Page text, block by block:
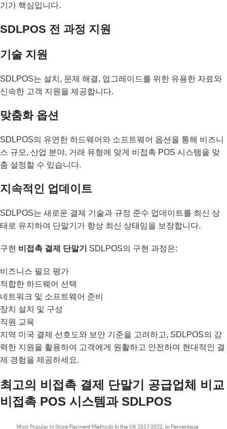
기가 핵심입니다.
SDLPOS 전 과정 지원
기술 지원
SDLPOS는 설치, 문제 해결, 업그레이드를 위한 유용한 자료와
신속한 고객 지원을 제공합니다.
맞춤화 옵션
SDLPOS의 유연한 하드웨어와 소프트웨어 옵션을 통해 비즈니
스 규모, 산업 분야, 거래 유형에 맞게 비접촉 POS 시스템을 맞
춤 설정할 수 있습니다.
지속적인 업데이트
SDLPOS는 새로운 결제 기술과 규정 준수 업데이트를 최신 상
태로 유지하여 단말기가 항상 최신 상태임을 보장합니다.
구현 비접촉 결제 단말기 SDLPOS의 구현 과정은:
비즈니스 필요 평가
적합한 하드웨어 선택
네트워크 및 소프트웨어 준비
장치 설치 및 구성
직원 교육
지역 미국 결제 선호도와 보안 기준을 고려하고, SDLPOS의 강
력한 지원을 활용하여 고객에게 원활하고 안전하며 현대적인 결
제 경험을 제공하세요.
최고의 비접촉 결제 단말기 공급업체 비교
비접촉 POS 시스템과 SDLPOS